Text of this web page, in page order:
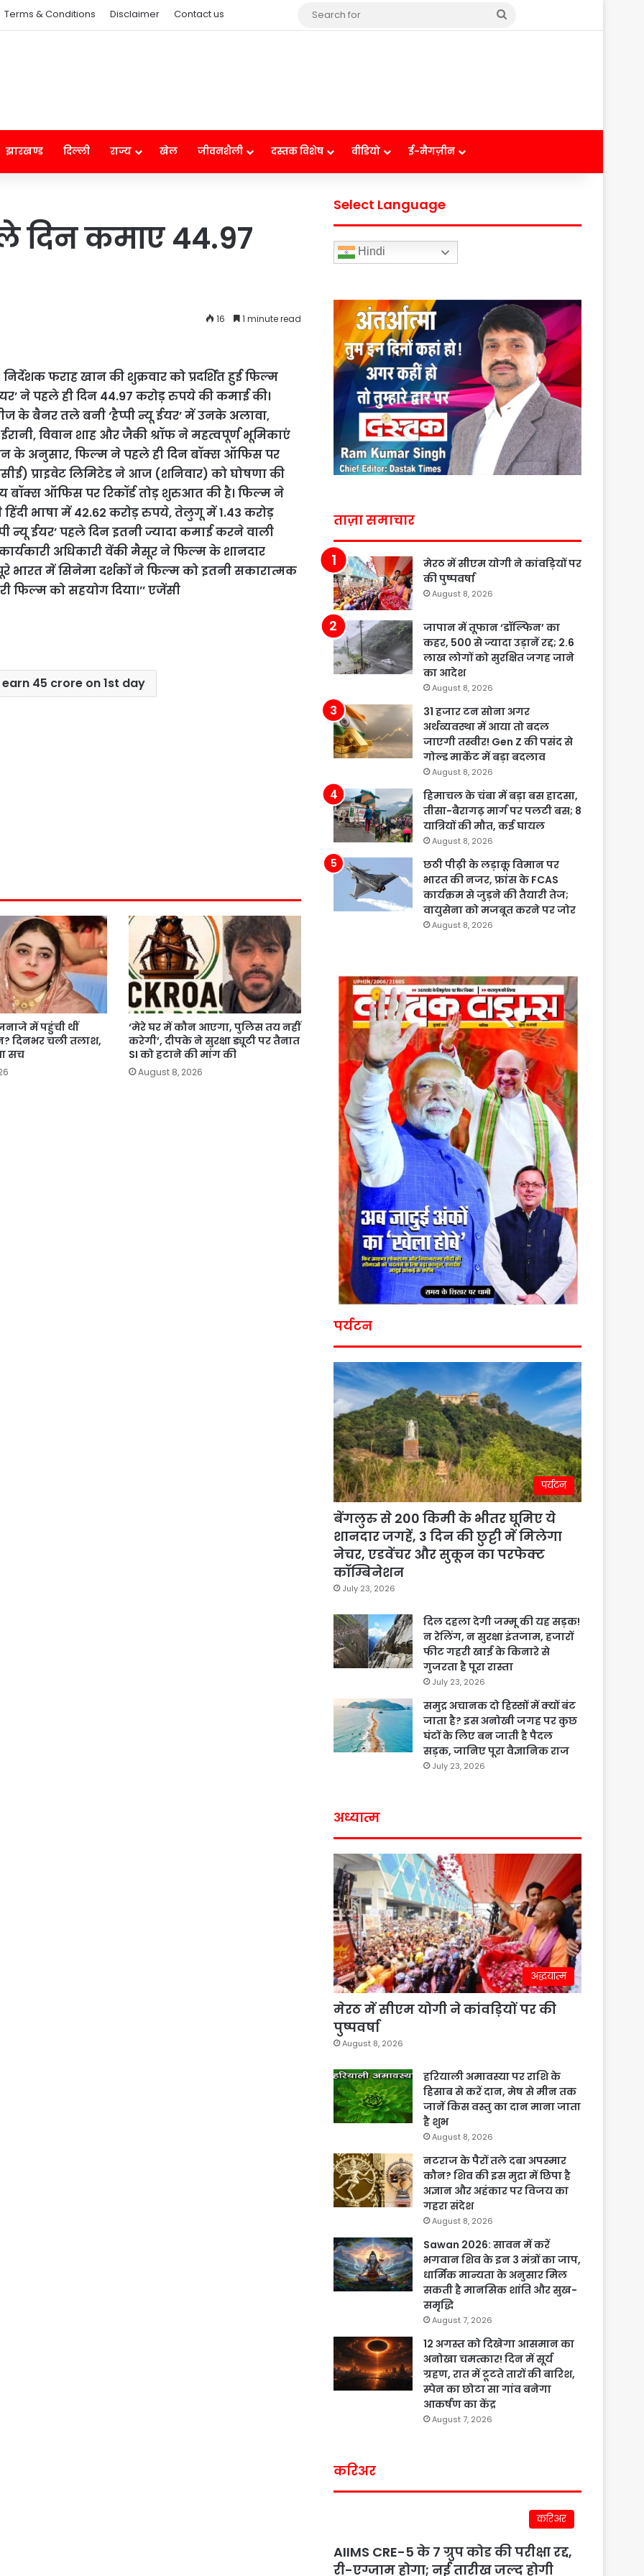
Terms & Conditions Disclaimer Contact us
Search
झारखण्ड दिल्ली राज्य खेल जीवनशैली दस्तक विशेष वीडियो ई-मैगज़ीन
दिन कमाए 44.97
16 1 minute read
निर्देशक फराह खान की शुक्रवार को प्रदर्शित हुई फिल्म
ने पहले ही दिन 44.97 करोड़ रुपये की कमाई की।
के बैनर तले बनी ‘हैप्पी न्यू ईयर’ में उनके अलावा,
विवान शाह और जैकी श्रॉफ ने महत्वपूर्ण भूमिकाएं
के अनुसार, फिल्म ने पहले ही दिन बॉक्स ऑफिस पर
प्राइवेट लिमिटेड ने आज (शनिवार) को घोषणा की
बॉक्स ऑफिस पर रिकॉर्ड तोड़ शुरुआत की है। फिल्म ने
भाषा में 42.62 करोड़ रुपये, तेलुगू में 1.43 करोड़
ईयर’ पहले दिन इतनी ज्यादा कमाई करने वाली
अधिकारी वेंकी मैसूर ने फिल्म के शानदार
भारत में सिनेमा दर्शकों ने फिल्म को इतनी सकारात्मक
फिल्म को सहयोग दिया।’’ एजेंसी
45 crore on 1st day
में पहुंची थीं
दिनभर चली तलाश,
सच
‘मेरे घर में कौन आएगा, पुलिस तय नहीं
करेगी’, दीपके ने सुरक्षा ड्यूटी पर तैनात
SI को हटाने की मांग की
August 8, 2026
Select Language
Hindi
ताज़ा समाचार
मेरठ में सीएम योगी ने कांवड़ियों पर
की पुष्पवर्षा
August 8, 2026
जापान में तूफान ‘डॉल्फिन’ का
कहर, 500 से ज्यादा उड़ानें रद्द; 2.6
लाख लोगों को सुरक्षित जगह जाने
का आदेश
August 8, 2026
31 हजार टन सोना अगर
अर्थव्यवस्था में आया तो बदल
जाएगी तस्वीर! Gen Z की पसंद से
गोल्ड मार्केट में बड़ा बदलाव
August 8, 2026
हिमाचल के चंबा में बड़ा बस हादसा,
तीसा-बैरागढ़ मार्ग पर पलटी बस; 8
यात्रियों की मौत, कई घायल
August 8, 2026
छठी पीढ़ी के लड़ाकू विमान पर
भारत की नजर, फ्रांस के FCAS
कार्यक्रम से जुड़ने की तैयारी तेज;
वायुसेना को मजबूत करने पर जोर
August 8, 2026
पर्यटन
पर्यटन
बेंगलुरु से 200 किमी के भीतर घूमिए ये
शानदार जगहें, 3 दिन की छुट्टी में मिलेगा
नेचर, एडवेंचर और सुकून का परफेक्ट
कॉम्बिनेशन
July 23, 2026
दिल दहला देगी जम्मू की यह सड़क!
न रेलिंग, न सुरक्षा इंतजाम, हजारों
फीट गहरी खाई के किनारे से
गुजरता है पूरा रास्ता
July 23, 2026
समुद्र अचानक दो हिस्सों में क्यों बंट
जाता है? इस अनोखी जगह पर कुछ
घंटों के लिए बन जाती है पैदल
सड़क, जानिए पूरा वैज्ञानिक राज
July 23, 2026
अध्यात्म
अद्धयात्म
मेरठ में सीएम योगी ने कांवड़ियों पर की
पुष्पवर्षा
August 8, 2026
हरियाली अमावस्या पर राशि के
हिसाब से करें दान, मेष से मीन तक
जानें किस वस्तु का दान माना जाता
है शुभ
August 8, 2026
नटराज के पैरों तले दबा अपस्मार
कौन? शिव की इस मुद्रा में छिपा है
अज्ञान और अहंकार पर विजय का
गहरा संदेश
August 8, 2026
Sawan 2026: सावन में करें
भगवान शिव के इन 3 मंत्रों का जाप,
धार्मिक मान्यता के अनुसार मिल
सकती है मानसिक शांति और सुख-
समृद्धि
August 7, 2026
12 अगस्त को दिखेगा आसमान का
अनोखा चमत्कार! दिन में सूर्य
ग्रहण, रात में टूटते तारों की बारिश,
स्पेन का छोटा सा गांव बनेगा
आकर्षण का केंद्र
August 7, 2026
करिअर
करिअर
AIIMS CRE-5 के 7 ग्रुप कोड की परीक्षा रद्द,
री-एग्जाम होगा; नई तारीख जल्द होगी